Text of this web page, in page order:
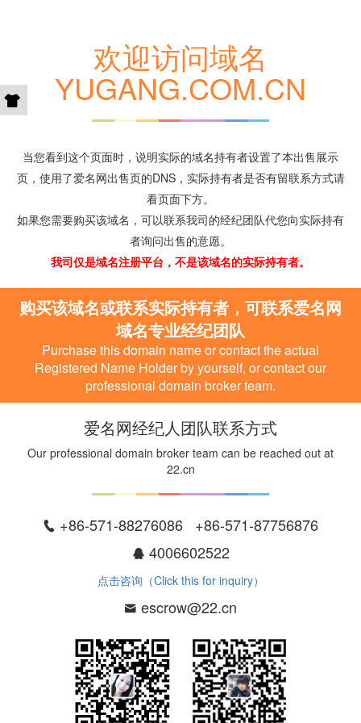
欢迎访问域名
YUGANG.COM.CN
当您看到这个页面时，说明实际的域名持有者设置了本出售展示
页，使用了爱名网出售页的DNS，实际持有者是否有留联系方式请
看页面下方。
如果您需要购买该域名，可以联系我司的经纪团队代您向实际持有
者询问出售的意愿。
我司仅是域名注册平台，不是该域名的实际持有者。
购买该域名或联系实际持有者，可联系爱名网
域名专业经纪团队
Purchase this domain name or contact the actual
Registered Name Holder by yourself, or contact our
professional domain broker team.
爱名网经纪人团队联系方式
Our professional domain broker team can be reached out at
22.cn
+86-571-88276086 +86-571-87756876
4006602522
点击咨询（Click this for inquiry）
escrow@22.cn